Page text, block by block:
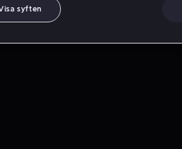
syften